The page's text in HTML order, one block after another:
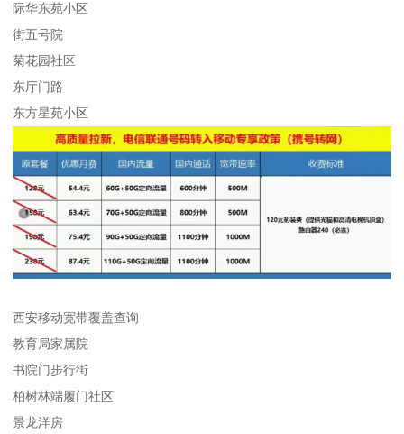
际华东苑小区
街五号院
菊花园社区
东厅门路
东方星苑小区
西安移动宽带覆盖查询
教育局家属院
书院门步行街
柏树林端履门社区
景龙洋房